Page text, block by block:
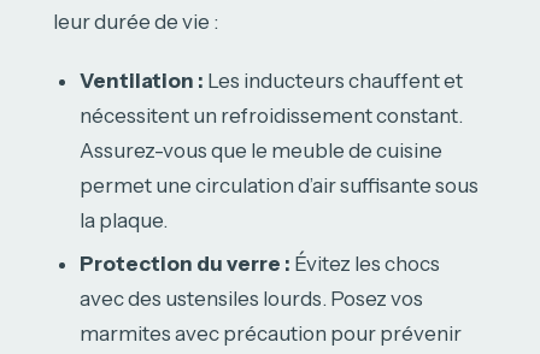
leur durée de vie :
Ventilation : Les inducteurs chauffent et
nécessitent un refroidissement constant.
Assurez-vous que le meuble de cuisine
permet une circulation d’air suffisante sous
la plaque.
Protection du verre : Évitez les chocs
avec des ustensiles lourds. Posez vos
marmites avec précaution pour prévenir